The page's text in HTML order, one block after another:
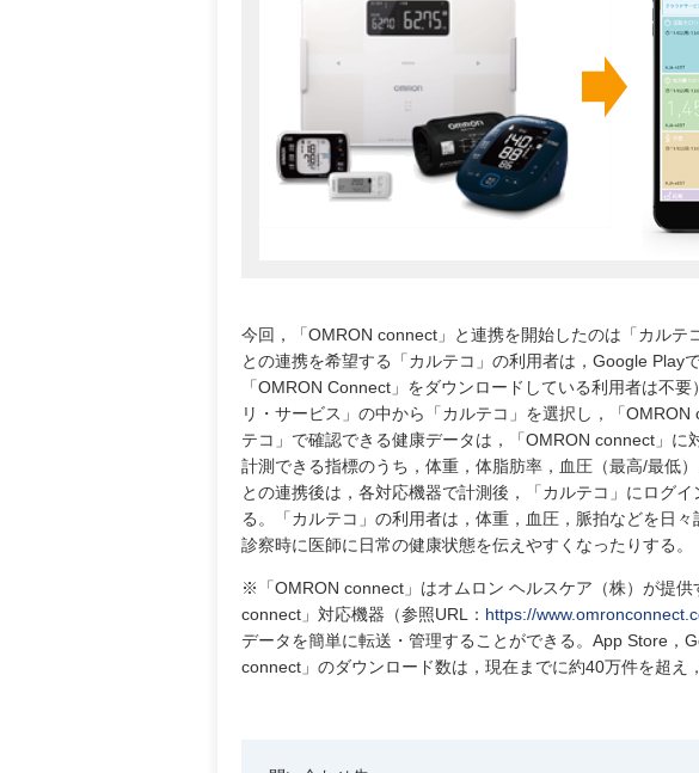
今回，「OMRON connect」と連携を開始したのは「カルテ
との連携を希望する「カルテコ」の利用者は，Google
「OMRON Connect」をダウンロードしている利用者は不
リ・サービス」の中から「カルテコ」を選択し，「
テコ」で確認できる健康データは，「OMRON connect」
計測できる指標のうち，体重，体脂肪率，血圧（最高/最低
との連携後は，各対応機器で計測後，「カルテコ」にログ
る。「カルテコ」の利用者は，体重，血圧，脈拍などを日
診察時に医師に日常の健康状態を伝えやすくなったりする。
※「OMRON connect」はオムロン ヘルスケア（株）が提
connect」対応機器（参照URL： https://
データを簡単に転送・管理することができる。App Store，
connect」のダウンロード数は，現在までに約40万件を超え